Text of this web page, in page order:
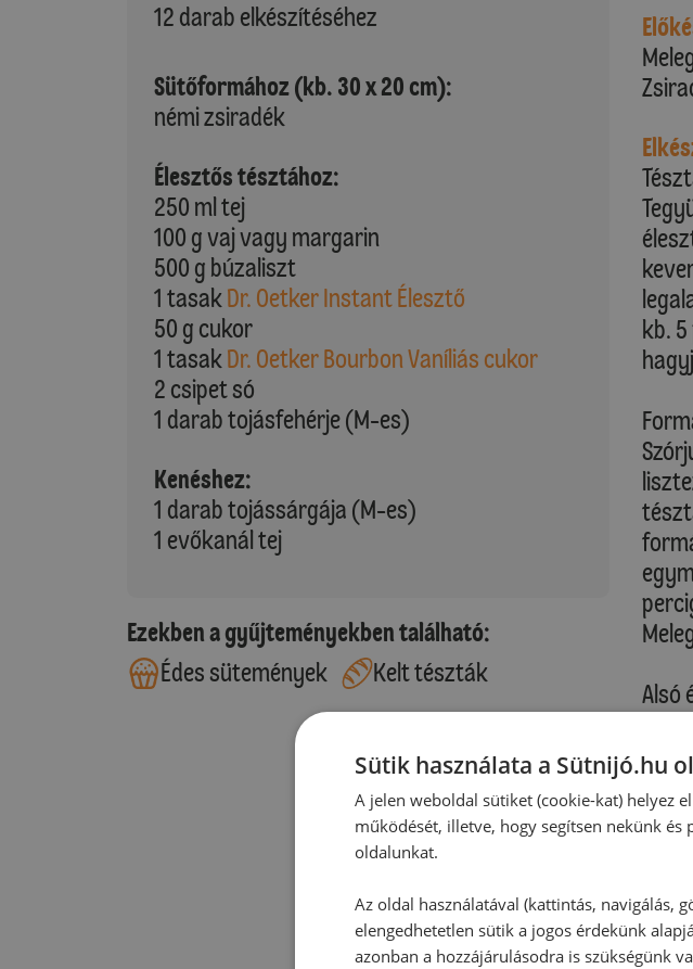
12 darab elkészítéséhez
Sütőformához (kb. 30 x 20 cm):
némi zsiradék
Élesztős tésztához:
250 ml tej
100 g vaj vagy margarin
500 g búzaliszt
1 tasakDr. Oetker Instant Élesztő
50 g cukor
1 tasakDr. Oetker Bourbon Vaníliás cukor
2 csipet só
1 darab tojásfehérje (M-es)
Kenéshez:
1 darab tojássárgája (M-es)
1 evőkanál tej
Ezekben a gyűjteményekben található:
Édes sütemények
Kelt tészták
kb.
Alsó
Sütik használata a Sütnijó.hu
A jelen weboldal sütiket (cookie-kat) helyez
működését, illetve, hogy segítsen nekünk
oldalunkat.
Az oldal használatával (kattintás, navigálás,
elengedhetetlen sütik a jogos érdekünk
azonban a hozzájárulásodra is szükségünk